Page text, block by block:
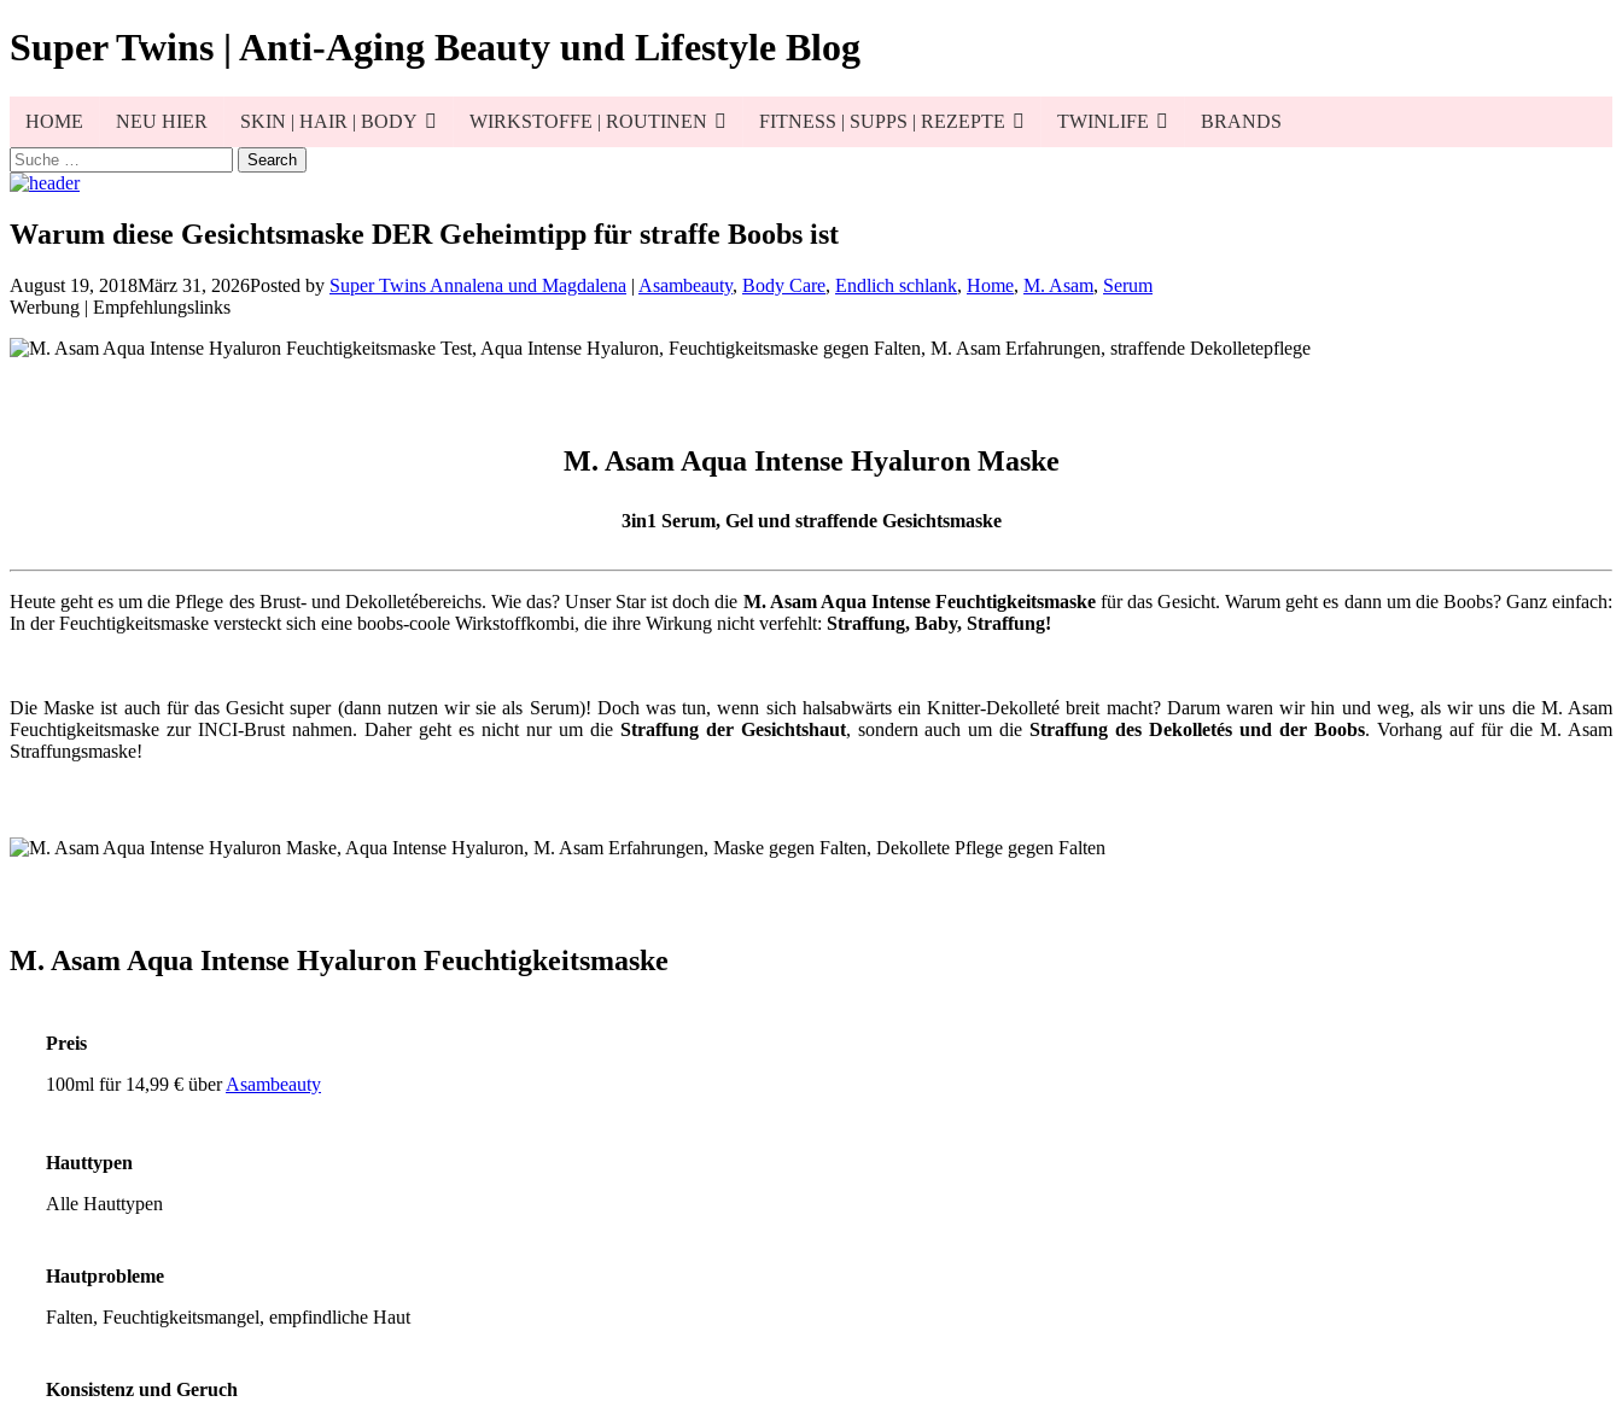
Skip
to
Super Twins | Anti-Aging Beauty und Lifestyle Blog
HOME NEU HIER SKIN | HAIR | BODY WIRKSTOFFE | ROUTINEN FITNESS | SUPPS | REZEPTE TWINLIFE
BRANDS
Search
for:
Warum diese Gesichtsmaske DER Geheimtipp für straffe Boobs ist
August 19, 2018März 31, 2026Posted by Super Twins Annalena und Magdalena | Asambeauty, Body Care, Endlich schlank, Home, M. Asam, Serum
Werbung | Empfehlungslinks
M. Asam Aqua Intense Hyaluron Maske
3in1 Serum, Gel und straffende Gesichtsmaske
Heute geht es um die Pflege des Brust- und Dekolletébereichs. Wie das? Unser Star ist doch die M. Asam Aqua Intense Feuchtigkeitsmaskefür das Gesicht. Warum geht es dann um die Boobs? Ganz einfach:
In der Feuchtigkeitsmaske versteckt sich eine boobs-coole Wirkstoffkombi, die ihre Wirkung nicht verfehlt: Straffung, Baby, Straffung!
Die Maske ist auch für das Gesicht super (dann nutzen wir sie als Serum)! Doch was tun, wenn sich halsabwärts ein Knitter-Dekolleté breit macht? Darum waren wir hin und weg, als wir uns die M. Asam
Feuchtigkeitsmaske zur INCI-Brust nahmen. Daher geht es nicht nur um die Straffung der Gesichtshaut, sondern auch um dieStraffung des Dekolletés und der Boobs. Vorhang auf für die M. Asam
Straffungsmaske!
M. Asam Aqua Intense Hyaluron Feuchtigkeitsmaske
Preis
100ml für 14,99 € überAsambeauty
Hauttypen
Alle Hauttypen
Hautprobleme
Falten, Feuchtigkeitsmangel, empfindliche Haut
Konsistenz und Geruch